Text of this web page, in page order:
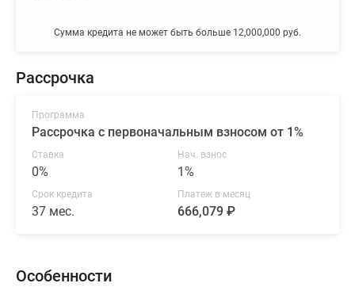
Сумма кредита не может быть больше 12,000,000 руб.
Рассрочка
Программа
Рассрочка с первоначальным взносом от 1%
Ставка
0%
Нач. взнос
1%
Срок кредита
37 мес.
Платеж в месяц
666,079 ₽
Особенности